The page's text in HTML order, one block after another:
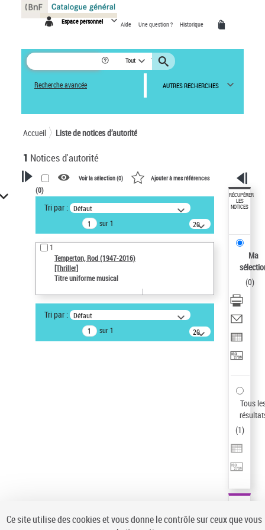
Espace personnel Aide Une question ? Historique
Tout
Recherche avancée AUTRES RECHERCHES
Accueil Liste de notices d’autorité
1 Notices d'autorité
VOTRE RECHERCHE
Recherche avancée dans les
notices d’autorité
Œuvres liées à l'auteur :
Temperton, Rod (1947-2016)
Type de notice d'autorité
Voir la sélection (0) Ajouter à mes références
(0)
Tri par : Défaut
sur 1
20
résultats/page
1
Temperton, Rod (1947-2016)
[Thriller]
Titre uniforme musical
Tri par : Défaut
sur 1
20
résultats/page
RÉCUPÉRER
LES
NOTICES
Ma
(0)
Tous
(1)
Panneau de gestion des cookies
Ce site utilise des cookies et vous donne le contrôle sur ceux que vous